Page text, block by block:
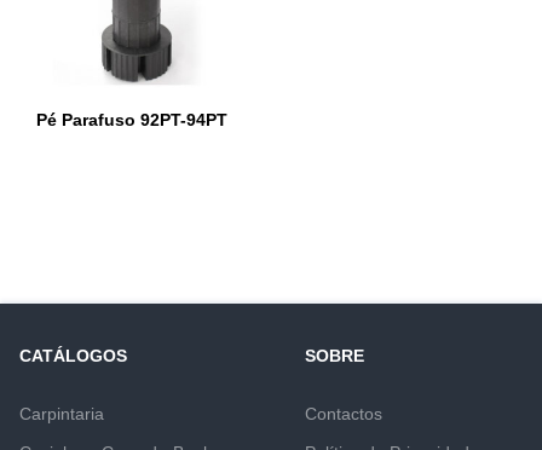
Pé Parafuso 92PT-94PT
CATÁLOGOS
Carpintaria
SOBRE
Contactos